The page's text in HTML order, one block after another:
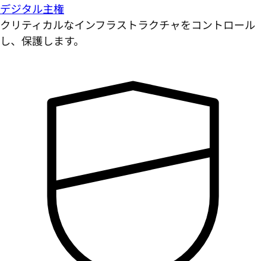
デジタル主権
クリティカルなインフラストラクチャをコントロール
し、保護します。